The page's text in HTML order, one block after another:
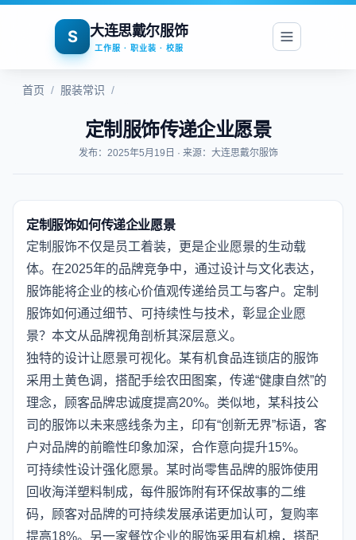
S 大连思戴尔服饰
工作服 · 职业装 · 校服
首页 / 服装常识 /
定制服饰传递企业愿景
发布：2025年5月19日 · 来源：大连思戴尔服饰
定制服饰如何传递企业愿景
定制服饰不仅是员工着装，更是企业愿景的生动载
体。在2025年的品牌竞争中，通过设计与文化表达，
服饰能将企业的核心价值观传递给员工与客户。定制
服饰如何通过细节、可持续性与技术，彰显企业愿
景？本文从品牌视角剖析其深层意义。
独特的设计让愿景可视化。某有机食品连锁店的服饰
采用土黄色调，搭配手绘农田图案，传递“健康自然”的
理念，顾客品牌忠诚度提高20%。类似地，某科技公
司的服饰以未来感线条为主，印有“创新无界”标语，客
户对品牌的前瞻性印象加深，合作意向提升15%。
可持续性设计强化愿景。某时尚零售品牌的服饰使用
回收海洋塑料制成，每件服饰附有环保故事的二维
码，顾客对品牌的可持续发展承诺更加认可，复购率
提高18%。另一家餐饮企业的服饰采用有机棉，搭配